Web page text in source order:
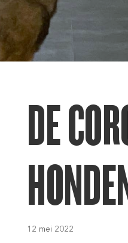
DE
12 mei 2022